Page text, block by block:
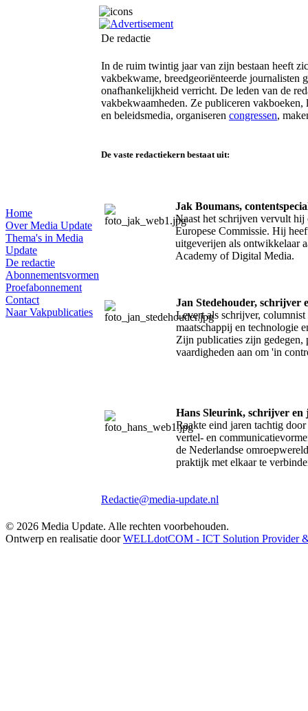
Home
Over Media Update
Thema's in Media
Update
De redactie
Abonnementsvormen
Proefabonnement
Contact
Naar Vakpublicaties
De redactie
In de ruim twintig jaar van zijn bestaan heeft
vakbekwame, breedgeoriënteerde
onafhankelijkheid verricht. De leden van de
vakbekwaamheden. Ze publiceren vakboeken,
en beleidsmedia, organiseren congressen,
De vaste redactiekern bestaat uit:
Jak Boumans,
Naast het schrijven vervult hij
Europese Commissie. Hij
uitgeverijen als ontwikkelaar
Academy of Digital Media.
Jan Stedehouder, schrijver
Levert als schrijver,
maatschappij en technologie
Zijn publicaties zijn gedegen,
vaardigheden aan om 'in
Hans Sleurink, schrijver en
Raakte eind jaren tachtig
vertel- en
de Nederlandse
praktijk met elkaar te
Redactie@media-update.nl
© 2026 Media Update. Alle rechten voorbehouden.
Ontwerp en realisatie doorWELLdotCOM - ICT Solution Provider